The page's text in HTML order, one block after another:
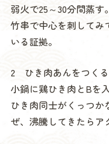
弱火で25～30分間蒸す。
竹串で中心を刺してみ
いる証拠。
2 ひき肉あんをつくる
小鍋に鶏ひき肉とBを
ひき肉同士がくっつ
ぜ、沸騰してきたらア